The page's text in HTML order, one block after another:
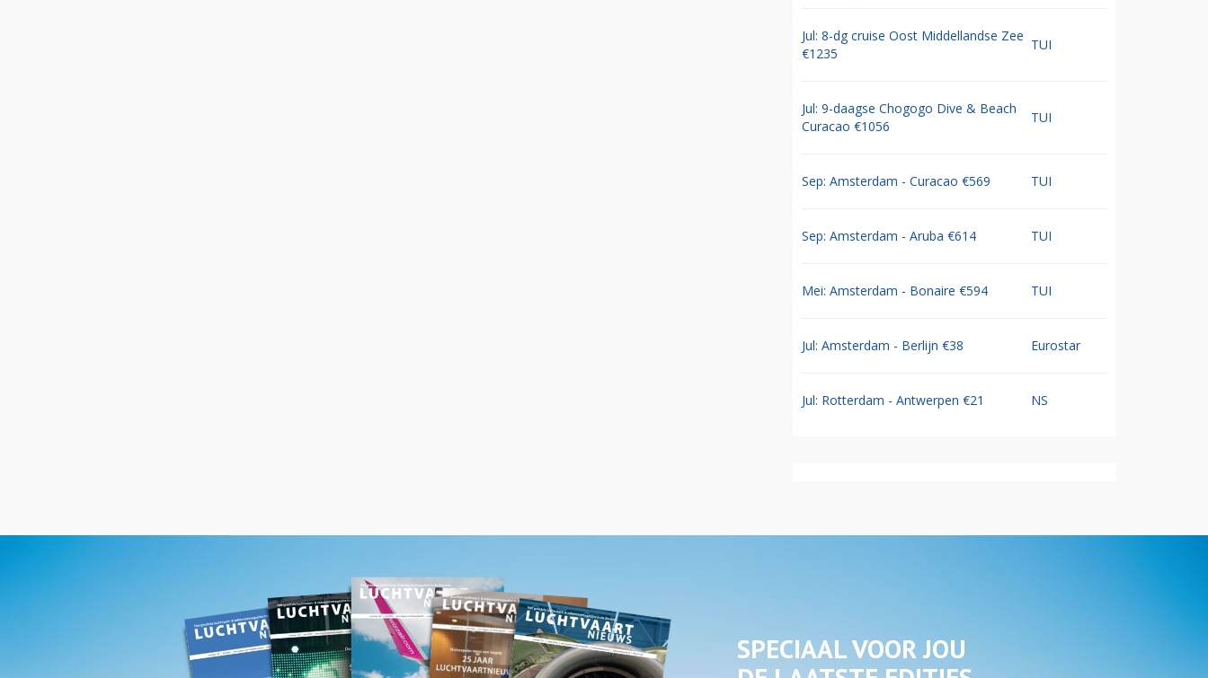
Jul: 8-dg cruise Oost Middellandse Zee
€1235
TUI
Jul: 9-daagse Chogogo Dive & Beach
Curacao €1056
TUI
Sep: Amsterdam - Curacao €569 TUI
Sep: Amsterdam - Aruba €614 TUI
Mei: Amsterdam - Bonaire €594 TUI
Jul: Amsterdam - Berlijn €38 Eurostar
Jul: Rotterdam - Antwerpen €21 NS
SPECIAAL VOOR JOU